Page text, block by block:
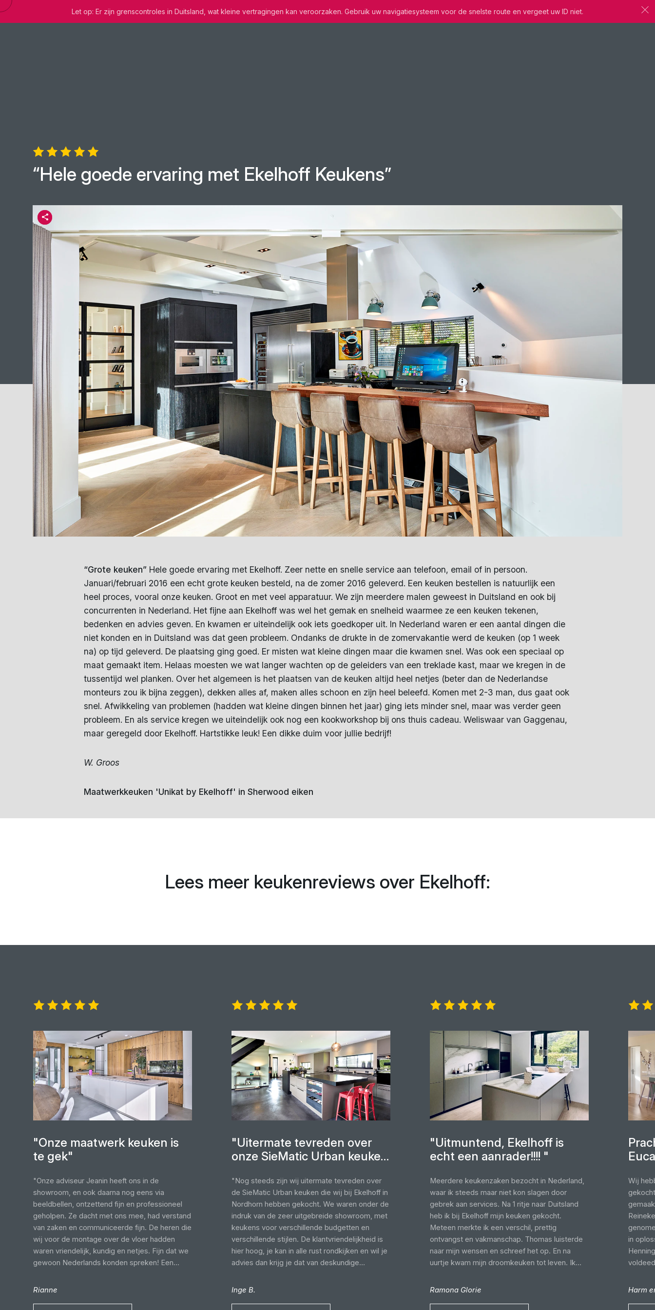
“Hele goede ervaring met Ekelhoff Keukens”
“Grote keuken” Hele goede ervaring met Ekelhoff. Zeer nette en snelle service aan telefoon, email of in persoon.
Januari/februari 2016 een echt grote keuken besteld, na de zomer 2016 geleverd. Een keuken bestellen is natuurlijk een
heel proces, vooral onze keuken. Groot en met veel apparatuur. We zijn meerdere malen geweest in Duitsland en ook bij
concurrenten in Nederland. Het fijne aan Ekelhoff was wel het gemak en snelheid waarmee ze een keuken tekenen,
bedenken en advies geven. En kwamen er uiteindelijk ook iets goedkoper uit. In Nederland waren er een aantal dingen die
niet konden en in Duitsland was dat geen probleem. Ondanks de drukte in de zomervakantie werd de keuken (op 1 week
na) op tijd geleverd. De plaatsing ging goed. Er misten wat kleine dingen maar die kwamen snel. Was ook een speciaal op
maat gemaakt item. Helaas moesten we wat langer wachten op de geleiders van een treklade kast, maar we kregen in de
tussentijd wel planken. Over het algemeen is het plaatsen van de keuken altijd heel netjes (beter dan de Nederlandse
monteurs zou ik bijna zeggen), dekken alles af, maken alles schoon en zijn heel beleefd. Komen met 2-3 man, dus gaat ook
snel. Afwikkeling van problemen (hadden wat kleine dingen binnen het jaar) ging iets minder snel, maar was verder geen
probleem. En als service kregen we uiteindelijk ook nog een kookworkshop bij ons thuis cadeau. Weliswaar van Gaggenau,
maar geregeld door Ekelhoff. Hartstikke leuk! Een dikke duim voor jullie bedrijf!
W. Groos
Maatwerkkeuken 'Unikat by Ekelhoff' in Sherwood eiken
Lees meer keukenreviews over Ekelhoff:
"Onze maatwerk keuken is
te gek"
"Onze adviseur Jeanin heeft ons in de
showroom, en ook daarna nog eens via
beeldbellen, ontzettend fijn en professioneel
geholpen. Ze dacht met ons mee, had verstand
van zaken en communiceerde fijn. De heren die
wij voor de montage over de vloer hadden
waren vriendelijk, kundig en netjes. Fijn dat we
gewoon Nederlands konden spreken! Een
Rianne
"Uitermate tevreden over
onze SieMatic Urban keuken
"Nog steeds zijn wij uitermate tevreden over
de SieMatic Urban keuken die wij bij Ekelhoff in
Nordhorn hebben gekocht. We waren onder de
indruk van de zeer uitgebreide showroom, met
keukens voor verschillende budgetten en
verschillende stijlen. De klantvriendelijkheid is
hier hoog, je kan in alle rust rondkijken en wil je
advies dan krijg je dat van deskundige
bijgestaan. We hadden een zeer prettig
Inge B.
"Uitmuntend, Ekelhoff is
echt een aanrader!!!! "
Meerdere keukenzaken bezocht in Nederland,
waar ik steeds maar niet kon slagen door
gebrek aan services. Na 1 ritje naar Duitsland
heb ik bij Ekelhoff mijn keuken gekocht.
Meteen merkte ik een verschil, prettig
ontvangst en vakmanschap. Thomas luisterde
naar mijn wensen en schreef het op. En na
uurtje kwam mijn droomkeuken tot leven. Ik
perfect, zowel ook de levering. De monteurs
Ramona Glorie
Wij
in
zo
Harm
Let op: Er zijn grenscontroles in Duitsland, wat kleine vertragingen kan veroorzaken. Gebruik uw navigatiesysteem voor de snelste route en vergeet uw ID niet.